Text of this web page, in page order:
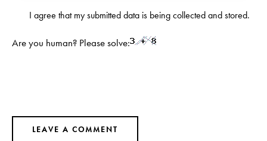
I agree that my submitted data is beingcollected and stored.
Are you human? Please solve: